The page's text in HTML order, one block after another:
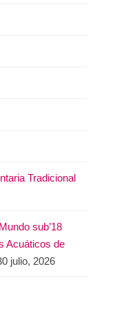
Tradicional
sub’18
Acuáticos de
julio, 2026